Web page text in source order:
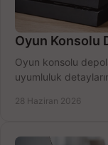
Oyun Konsolu
Oyun konsolu
uyumluluk
28 Haziran 2026